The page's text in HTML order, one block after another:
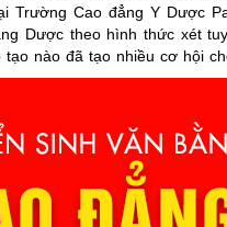
Trường Cao đẳng Y Dược
Dược theo hình thức xét
nào đã tạo nhiều cơ hội